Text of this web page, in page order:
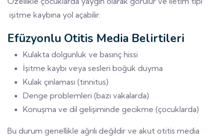
işitme kaybına yol açabilir.
Efüzyonlu Otitis Media Belirtileri
Kulakta dolgunluk ve basınç hissi
İşitme kaybı veya sesleri boğuk duyma
Kulak çınlaması (tinnitus)
Denge problemleri (bazı vakalarda)
Konuşma ve dil gelişiminde gecikme (çocuklarda)
Bu durum genellikle ağrılı değildir ve akut otitis media